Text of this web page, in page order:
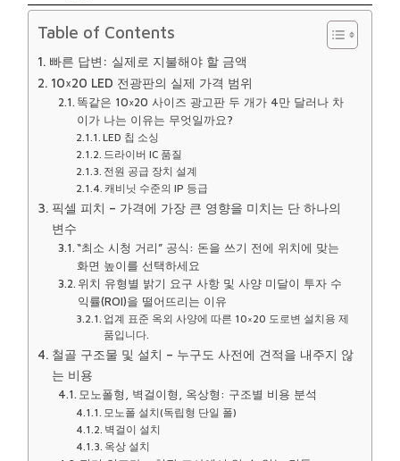
Table of Contents
빠른 답변: 실제로 지불해야 할 금액
10×20 LED 전광판의 실제 가격 범위
똑같은 10×20 사이즈 광고판 두 개가 4만 달러나 차
이가 나는 이유는 무엇일까요?
LED 칩 소싱
드라이버 IC 품질
전원 공급 장치 설계
캐비닛 수준의 IP 등급
픽셀 피치 – 가격에 가장 큰 영향을 미치는 단 하나의
변수
“최소 시청 거리” 공식: 돈을 쓰기 전에 위치에 맞는
화면 높이를 선택하세요
위치 유형별 밝기 요구 사항 및 사양 미달이 투자 수
익률(ROI)을 떨어뜨리는 이유
업계 표준 옥외 사양에 따른 10×20 도로변 설치용 제
품입니다.
철골 구조물 및 설치 – 누구도 사전에 견적을 내주지 않
는 비용
모노폴형, 벽걸이형, 옥상형: 구조별 비용 분석
모노폴 설치(독립형 단일 폴)
벽걸이 설치
옥상 설치